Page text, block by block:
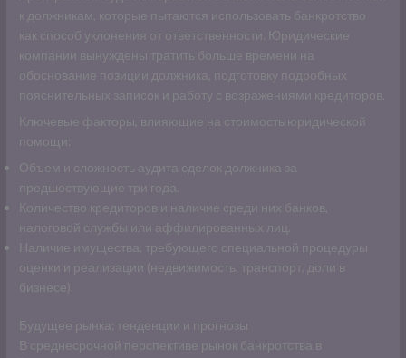
к должникам, которые пытаются использовать банкротство
как способ уклонения от ответственности. Юридические
компании вынуждены тратить больше времени на
обоснование позиции должника, подготовку подробных
пояснительных записок и работу с возражениями кредиторов.
Ключевые факторы, влияющие на стоимость юридической
помощи:
Объем и сложность аудита сделок должника за
предшествующие три года.
Количество кредиторов и наличие среди них банков,
налоговой службы или аффилированных лиц.
Наличие имущества, требующего специальной процедуры
оценки и реализации (недвижимость, транспорт, доли в
бизнесе).
Будущее рынка: тенденции и прогнозы
В среднесрочной перспективе рынок банкротства в